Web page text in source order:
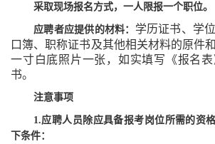
采取现场报名方式，一人限报一个职位。
应聘者应提供的材料： 学历证书、学
口簿、职称证书及其他相关材料的原件
一寸白底照片一张，如实填写《报名
书。
注意事项
1.应聘人员除应具备报考岗位所需的资
下条件：